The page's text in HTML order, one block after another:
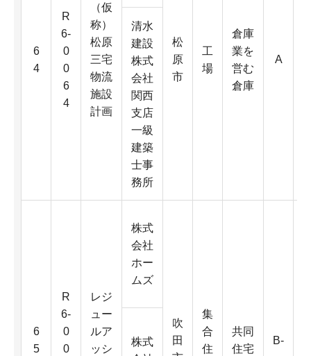
6
4
R
6-
0
0
6
4
（仮
称）
松原
三宅
物流
施設
計画
松
原
市
工
場
倉庫
業を
営む
倉庫
A
清水
建設
株式
会社
関西
支店
一級
建築
士事
務所
6
5
R
6-
0
0
レジ
ュー
ルア
ッシ
株式
会社
ホー
ムズ
吹
田
集
合
住
共同
住宅
B-
株式